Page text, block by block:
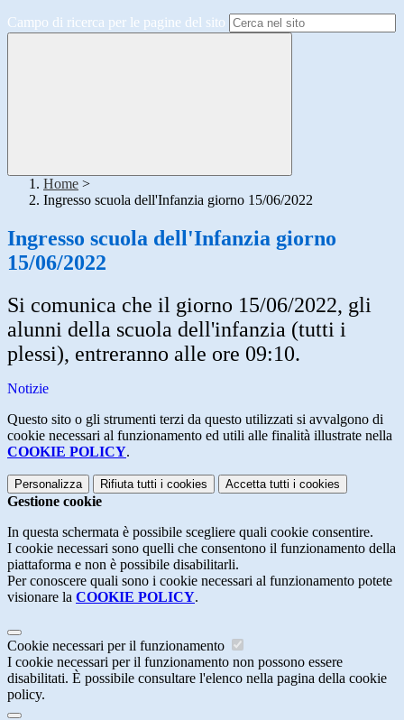
Campo di ricerca per le pagine del sito
Home >
Ingresso scuola dell'Infanzia giorno 15/06/2022
Ingresso scuola dell'Infanzia giorno
15/06/2022
Si comunica che il giorno 15/06/2022, gli
alunni della scuola dell'infanzia (tutti i
plessi), entreranno alle ore 09:10.
Notizie
Questo sito o gli strumenti terzi da questo utilizzati si avvalgono di
cookie necessari al funzionamento ed utili alle finalità illustrate nella
COOKIE POLICY.
Personalizza Rifiuta tutti i cookies Accetta tutti i cookies
Gestione cookie
In questa schermata è possibile scegliere quali cookie consentire.
I cookie necessari sono quelli che consentono il funzionamento della
piattaforma e non è possibile disabilitarli.
Per conoscere quali sono i cookie necessari al funzionamento potete
visionare la COOKIE POLICY.
Cookie necessari per il funzionamento
I cookie necessari per il funzionamento non possono essere
disabilitati. È possibile consultare l'elenco nella pagina della cookie
policy.